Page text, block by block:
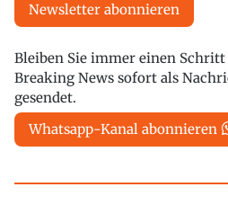
Newsletter abonnieren
Bleiben Sie immer einen
Breaking News sofort als
gesendet.
Whatsapp-Kanal abonnieren